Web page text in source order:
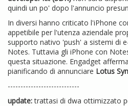
quindi un po' dopo l'annuncio
In diversi hanno criticato l'iPhone
appetibile per l'utenza aziendale
supporto nativo 'push' a sistemi di
Notes. Tuttavia gli iPhone con
questa situazione. Engadget
pianificando di annunciare Lotus
----------------------------
update: trattasi di dwa ottimizzato